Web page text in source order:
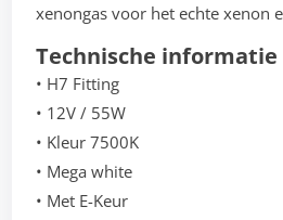
xenongas voor het echte xenon
Technische informatie
• H7 Fitting
• 12V / 55W
• Kleur 7500K
• Mega white
• Met E-Keur